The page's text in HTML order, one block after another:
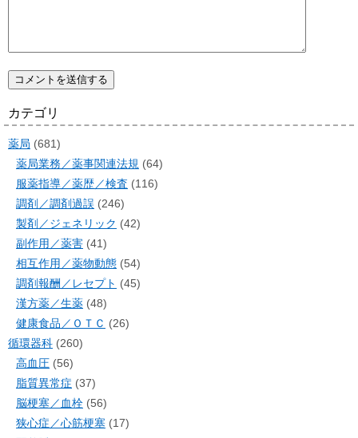
カテゴリ
薬局 (681)
薬局業務／薬事関連法規 (64)
服薬指導／薬歴／検査 (116)
調剤／調剤過誤 (246)
製剤／ジェネリック (42)
副作用／薬害 (41)
相互作用／薬物動態 (54)
調剤報酬／レセプト (45)
漢方薬／生薬 (48)
健康食品／ＯＴＣ (26)
循環器科 (260)
高血圧 (56)
脂質異常症 (37)
脳梗塞／血栓 (56)
狭心症／心筋梗塞 (17)